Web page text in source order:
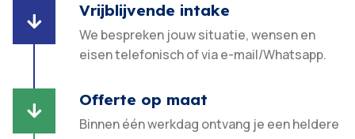

Vrijblijvende intake
We bespreken jouw situatie, wensen en
eisen telefonisch of via e-mail/Whatsapp.

Offerte op maat
Binnen één werkdag ontvang je een heldere